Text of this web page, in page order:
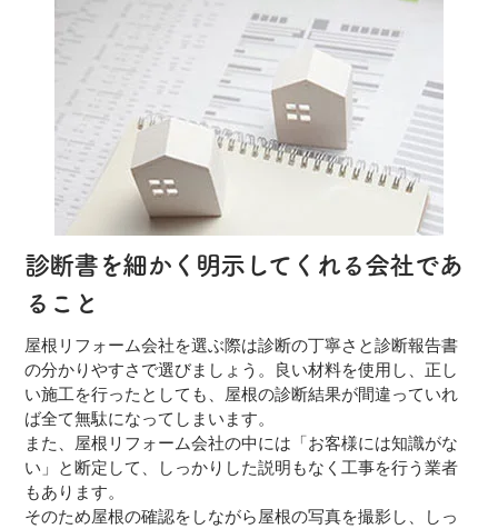
診断書を細かく明示してくれる会社であ
ること
屋根リフォーム会社を選ぶ際は診断の丁寧さと診断報告書
の分かりやすさで選びましょう。良い材料を使用し、正し
い施工を行ったとしても、屋根の診断結果が間違っていれ
ば全て無駄になってしまいます。
また、屋根リフォーム会社の中には「お客様には知識がな
い」と断定して、しっかりした説明もなく工事を行う業者
もあります。
そのため屋根の確認をしながら屋根の写真を撮影し、しっ